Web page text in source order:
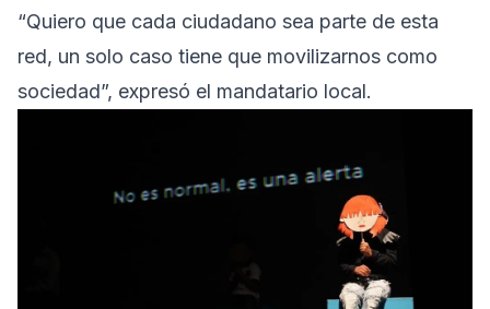
“Quiero que cada ciudadano sea parte de esta
red, un solo caso tiene que movilizarnos como
sociedad”, expresó el mandatario local.